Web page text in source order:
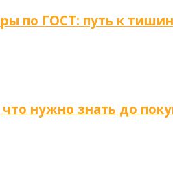
по ГОСТ: путь к
нужно знать до